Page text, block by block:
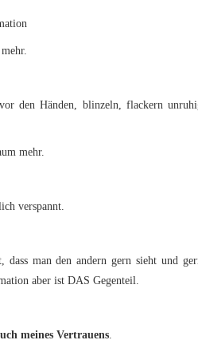
den Händen, blinzeln, flackern
mehr.
verspannt.
dass man den andern gern sieht und
aber ist DAS Gegenteil.
meines Vertrauens